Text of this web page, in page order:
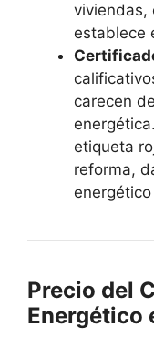
viviendas,
establece
carecen
etiqueta
reforma,
Precio del
Energético